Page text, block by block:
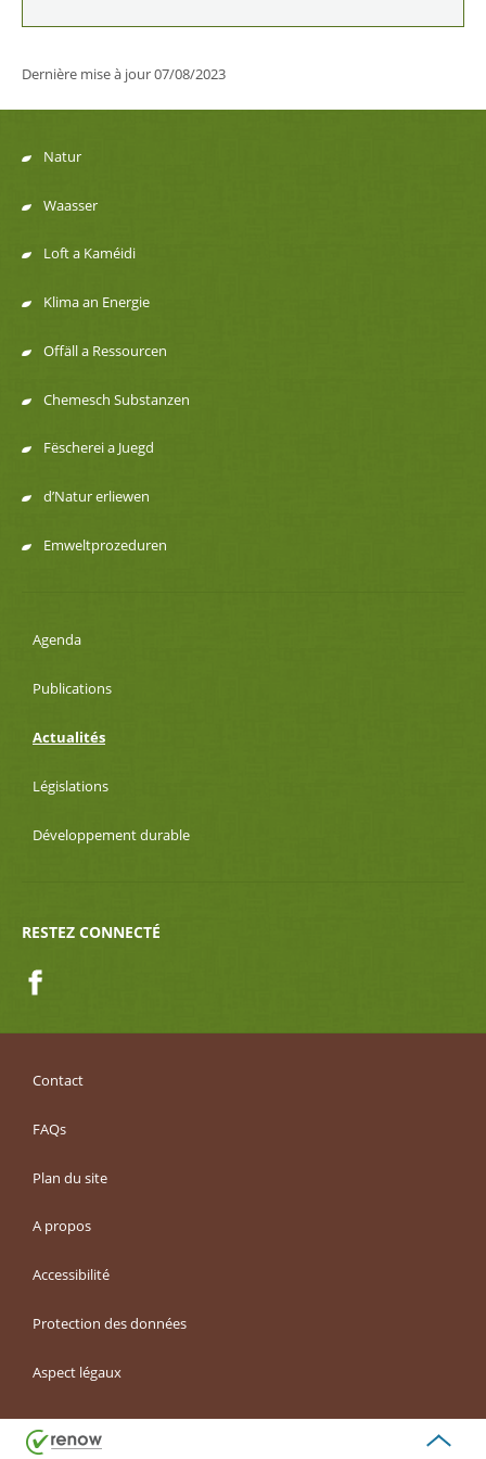
Dernière mise à jour07/08/2023
Menu
de
navigation
Natur
Waasser
Loft a Kaméidi
Klima an Energie
Offäll a Ressourcen
Chemesch Substanzen
Fëscherei a Juegd
d’Natur erliewen
Emweltprozeduren
Agenda
Publications
Actualités
Législations
Développement durable
RESTEZ CONNECTÉ
Contact
FAQs
Plan du site
A propos
Accessibilité
Protection des données
Aspect légaux
de